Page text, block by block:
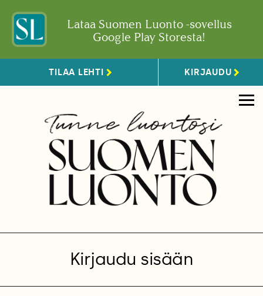
Lataa Suomen Luonto -sovellus
Google Play Storesta!
TILAA LEHTI KIRJAUDU
Kirjaudu sisään